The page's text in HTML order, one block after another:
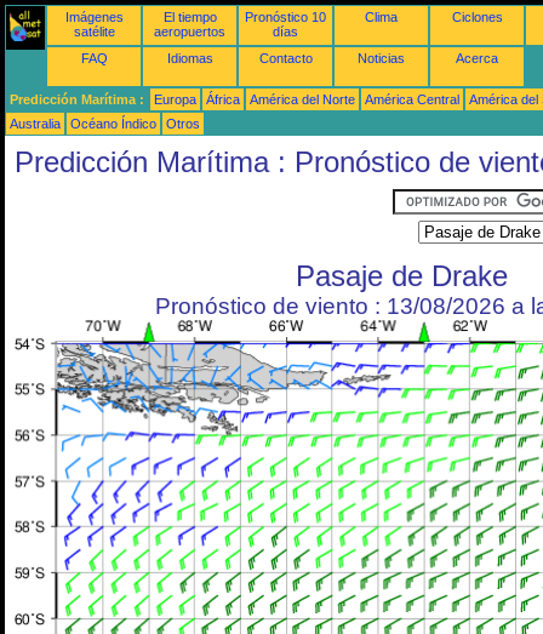
Imágenes
satélite
El tiempo
aeropuertos
Pronóstico 10
días
Clima Ciclones
FAQ Idiomas Contacto Noticias Acerca
Predicción Marítima : Europa África América del Norte América Central
América del
Australia
Océano Índico Otros
Predicción Marítima : Pronóstico de
Pasaje de Drake
Pronóstico de viento : 13/08/2026 a